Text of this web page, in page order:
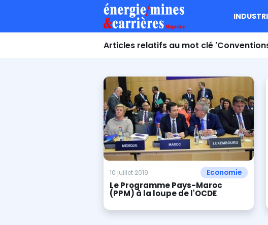
Articles relatifs au mot clé
10 juillet 2019 Economie
Le Programme Pays-Maroc
(PPM) à la loupe de l'OCDE